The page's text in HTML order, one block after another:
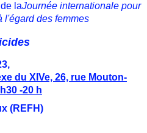
laJournée internationale pour
l'égard des femmes
,
du XIVe, 26, rue Mouton-
-20 h
(REFH)